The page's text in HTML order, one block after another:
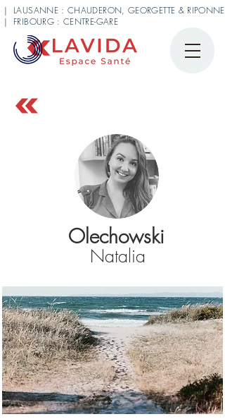
| LAUSANNE : CHAUDERON, GEORGETTE & RIPONNE
| FRIBOURG : CENTRE-GARE
Olechowski
Natalia